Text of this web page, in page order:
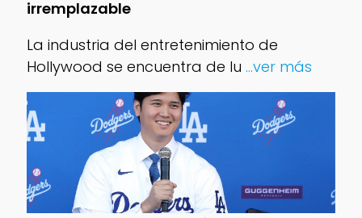
irremplazable
La industria del entretenimiento de
Hollywood se encuentra de lu ...ver más